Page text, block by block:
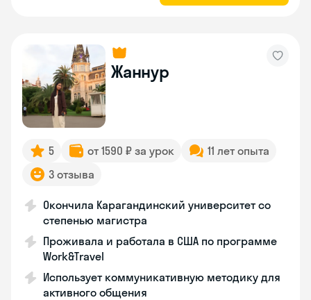
Жаннур
5 от 1590 ₽ за урок
11 лет опыта
3 отзыва
Окончила Карагандинский университет со
степенью магистра
Проживала и работала в США по программе
Work&Travel
Использует коммуникативную методику для
активного общения